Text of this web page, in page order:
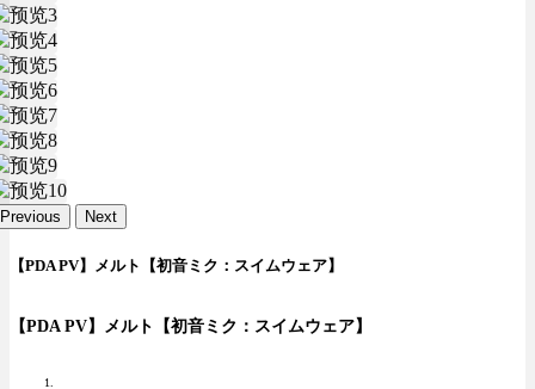
Previous Next
【PDA PV】メルト【初音ミク：スイムウェア】
【PDA PV】メルト【初音ミク：スイムウェア】